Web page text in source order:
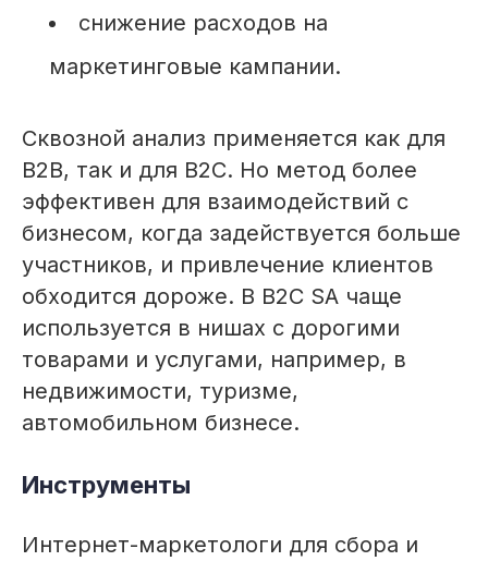
снижение расходов на
маркетинговые кампании.
Сквозной анализ применяется как для
B2B, так и для B2C. Но метод более
эффективен для взаимодействий с
бизнесом, когда задействуется больше
участников, и привлечение клиентов
обходится дороже. В В2С SA чаще
используется в нишах с дорогими
товарами и услугами, например, в
недвижимости, туризме,
автомобильном бизнесе.
Инструменты
Интернет-маркетологи для сбора и